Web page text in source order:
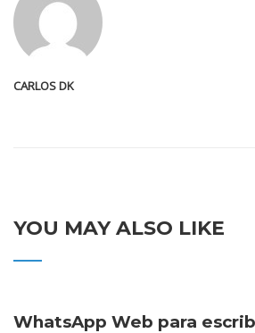
CARLOS DK
YOU MAY ALSO LIKE
WhatsApp Web para